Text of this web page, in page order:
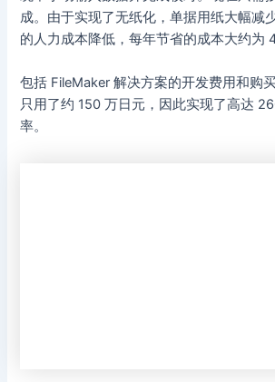
成。由于实现了无纸化，单据用纸大幅减
的人力成本降低，每年节省的成本大约为
包括 FileMaker 解决方案的开发费用和购
只用了约 150 万日元，因此实现了高达
率。